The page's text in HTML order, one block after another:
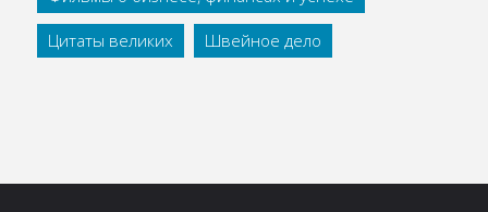
Цитаты великих
Швейное дело